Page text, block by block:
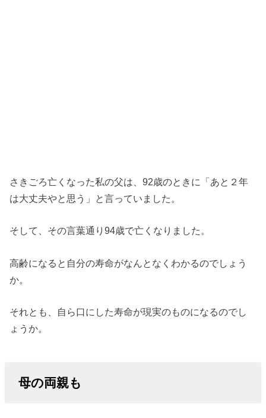
さきごろ亡くなった私の父は、92歳のときに「あと２年
は大丈夫やと思う」と言っていました。
そして、その言葉通り94歳で亡くなりました。
高齢になると自分の寿命がなんとなくわかるのでしょう
か。
それとも、自ら口にした寿命が現実のものになるのでし
ょうか。
母の両親も